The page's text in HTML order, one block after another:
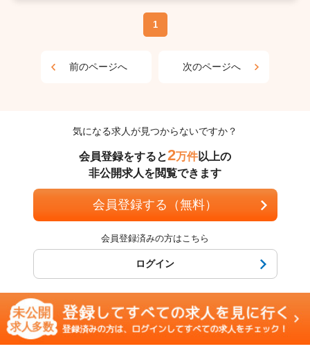
1
前のページへ 次のページへ
気になる求人が見つからないですか？
会員登録をすると2万件以上の
非公開求人を閲覧できます
会員登録する（無料）
会員登録済みの方はこちら
ログイン